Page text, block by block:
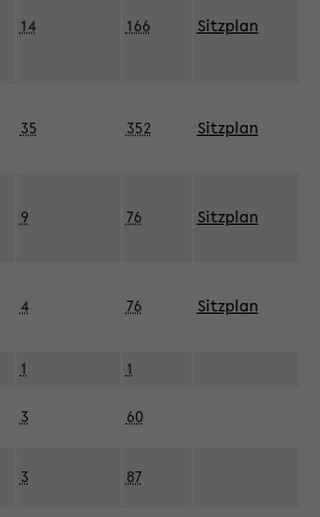
14 166 Sitzplan
35 352 Sitzplan
9 76 Sitzplan
4 76 Sitzplan
1 1
3 60
3 87